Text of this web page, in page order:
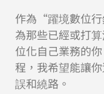
作為“躍境數位
為那些已經或打
位化自己業務的
程，我希望能讓
誤和繞路。